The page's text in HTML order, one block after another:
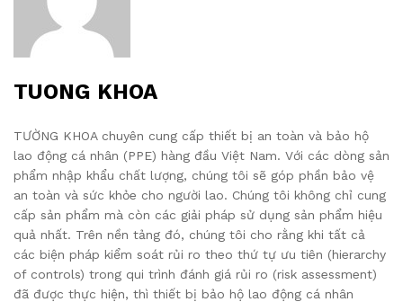
TUONG KHOA
TƯỜNG KHOA chuyên cung cấp thiết bị an toàn và bảo hộ
lao động cá nhân (PPE) hàng đầu Việt Nam. Với các dòng sản
phẩm nhập khẩu chất lượng, chúng tôi sẽ góp phần bảo vệ
an toàn và sức khỏe cho người lao. Chúng tôi không chỉ cung
cấp sản phẩm mà còn các giải pháp sử dụng sản phẩm hiệu
quả nhất. Trên nền tảng đó, chúng tôi cho rằng khi tất cả
các biện pháp kiểm soát rủi ro theo thứ tự ưu tiên (hierarchy
of controls) trong qui trình đánh giá rủi ro (risk assessment)
đã được thực hiện, thì thiết bị bảo hộ lao động cá nhân